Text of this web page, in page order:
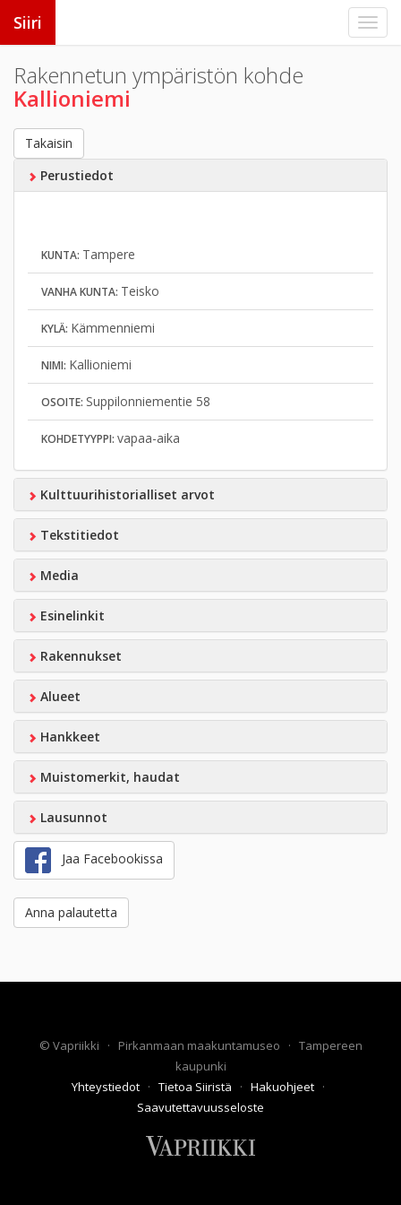
Siiri
Rakennetun ympäristön kohde
Kallioniemi
Takaisin
Perustiedot
KUNTA: Tampere
VANHA KUNTA: Teisko
KYLÄ: Kämmenniemi
NIMI: Kallioniemi
OSOITE: Suppilonniementie 58
KOHDETYYPPI: vapaa-aika
Kulttuurihistorialliset arvot
Tekstitiedot
Media
Esinelinkit
Rakennukset
Alueet
Hankkeet
Muistomerkit, haudat
Lausunnot
Jaa Facebookissa
Anna palautetta
© Vapriikki · Pirkanmaan maakuntamuseo · Tampereen
kaupunki
Yhteystiedot · Tietoa Siiristä · Hakuohjeet ·
Saavutettavuusseloste